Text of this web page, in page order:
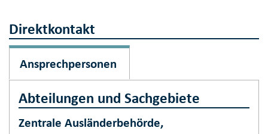
Direktkontakt
Ansprechpersonen
Abteilungen und Sachgebiete
Zentrale Ausländerbehörde,